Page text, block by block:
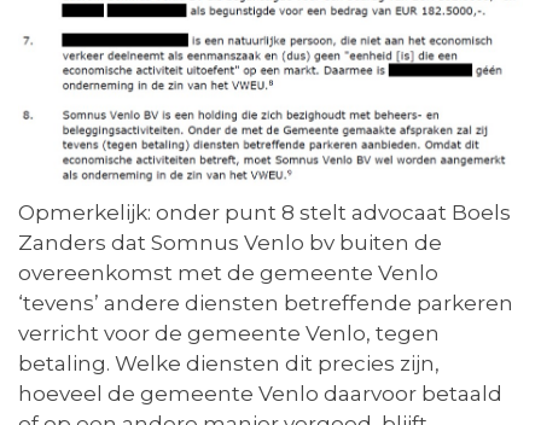
Opmerkelijk: onder punt 8 stelt advocaat Boels
Zanders dat Somnus Venlo bv buiten de
overeenkomst met de gemeente Venlo
‘tevens’ andere diensten betreffende parkeren
verricht voor de gemeente Venlo, tegen
betaling. Welke diensten dit precies zijn,
hoeveel de gemeente Venlo daarvoor betaald